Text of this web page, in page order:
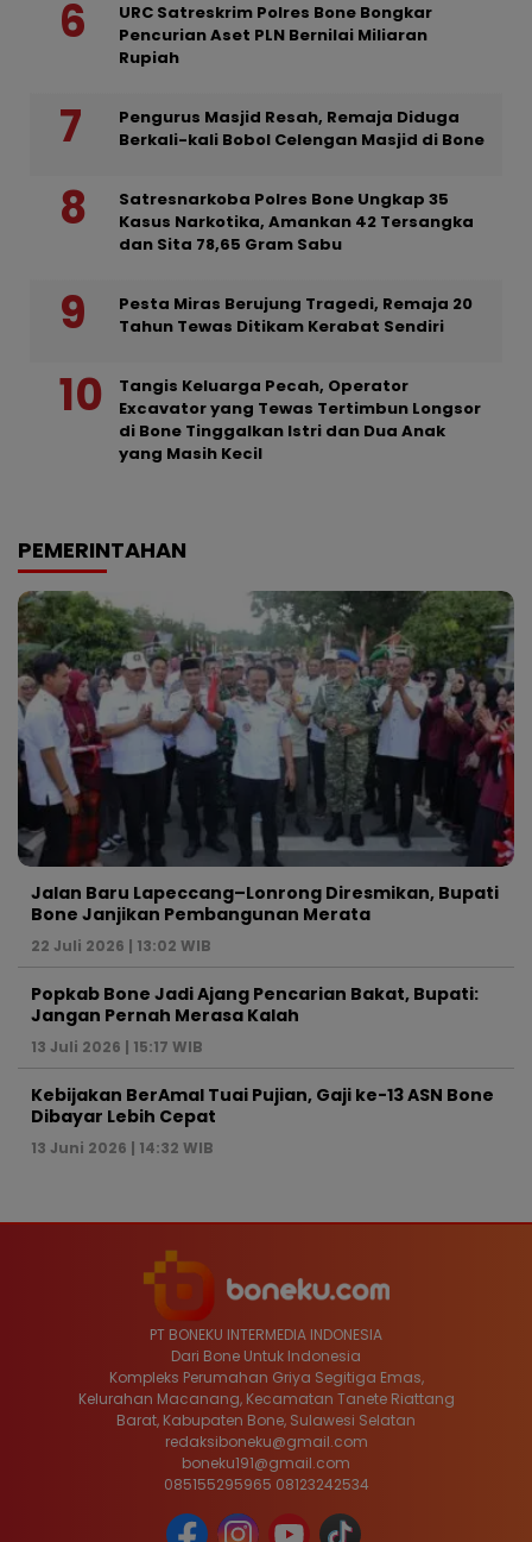
URC Satreskrim Polres Bone Bongkar
Pencurian Aset PLN Bernilai Miliaran
Rupiah
Pengurus Masjid Resah, Remaja Diduga
Berkali-kali Bobol Celengan Masjid di Bone
Satresnarkoba Polres Bone Ungkap 35
Kasus Narkotika, Amankan 42 Tersangka
dan Sita 78,65 Gram Sabu
Pesta Miras Berujung Tragedi, Remaja 20
Tahun Tewas Ditikam Kerabat Sendiri
Tangis Keluarga Pecah, Operator
Excavator yang Tewas Tertimbun Longsor
di Bone Tinggalkan Istri dan Dua Anak
yang Masih Kecil
PEMERINTAHAN
Jalan Baru Lapeccang–Lonrong Diresmikan, Bupati
Bone Janjikan Pembangunan Merata
22 Juli 2026 | 13:02 WIB
Popkab Bone Jadi Ajang Pencarian Bakat, Bupati:
Jangan Pernah Merasa Kalah
13 Juli 2026 | 15:17 WIB
Kebijakan BerAmal Tuai Pujian, Gaji ke-13 ASN Bone
Dibayar Lebih Cepat
13 Juni 2026 | 14:32 WIB
PT BONEKU INTERMEDIA INDONESIA
Dari Bone Untuk Indonesia
Kompleks Perumahan Griya Segitiga Emas,
Kelurahan Macanang, Kecamatan Tanete Riattang
Barat, Kabupaten Bone, Sulawesi Selatan
redaksiboneku@gmail.com
boneku191@gmail.com
085155295965 08123242534